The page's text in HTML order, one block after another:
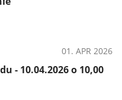
01. APR 2026
- 10.04.2026 o 10,00